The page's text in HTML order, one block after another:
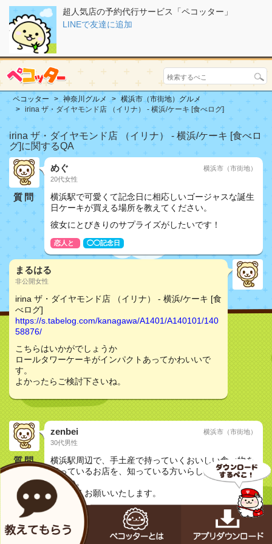
超人気店の予約代行サービス「ペコッター」
LINEで友達に追加
ペコッター 神奈川グルメ
横浜市（市街地）グルメ
irina ザ・ダイヤモンド店 （イリナ） - 横浜/ケーキ [食べログ]
irina ザ・ダイヤモンド店 （イリナ） - 横浜/ケーキ [食べロ
グ]に関するQA
質問
めぐ
20代女性
横浜市（市街地）
横浜駅で可愛くて記念日に相応しいゴージャスな誕生
日ケーキが買える場所を教えてください。
彼女にとびきりのサプライズがしたいです！
恋人と ◯◯記念日
まるはる
非公開女性
irina ザ・ダイヤモンド店 （イリナ） - 横浜/ケーキ [食
べログ]
https://s.tabelog.com/kanagawa/A1401/A140101/140
58876/
こちらはいかがでしょうか
ロールタワーケーキがインパクトあってかわいいで
す。
よかったらご検討下さいね。
質問
zenbei
30代男性
横浜市（市街地）
横浜駅周辺で、手土産で持っていくおいしい食べ物を
売っているお店を、知っている方いらしたら教えてく
ださい。
よろしくお願いいたします。
◯◯記念日 ランチで
3代目